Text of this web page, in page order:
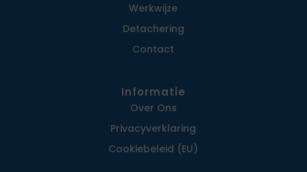
Werkwijze
Detachering
Contact
Informatie
Over Ons
Privacy­verklaring
Cookiebeleid (EU)